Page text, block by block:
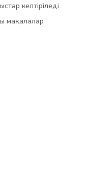
келтіріледі.
мақалалар